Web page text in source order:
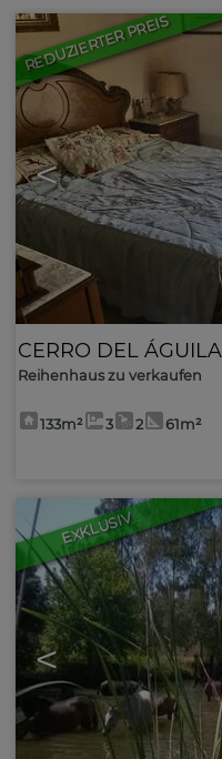
REDUZIERTER PREIS
<
CERRO DEL ÁGUILA
Reihenhaus zu verkaufen
133m² 3 2 61m²
EXKLUSIV
<